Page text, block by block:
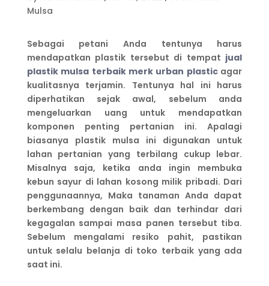
Mulsa
Sebagai petani Anda tentunya harus
mendapatkan plastik tersebut di tempat jual
plastik mulsa terbaik merk urban plastic agar
kualitasnya terjamin. Tentunya hal ini harus
diperhatikan sejak awal, sebelum anda
mengeluarkan uang untuk mendapatkan
komponen penting pertanian ini. Apalagi
biasanya plastik mulsa ini digunakan untuk
lahan pertanian yang terbilang cukup lebar.
Misalnya saja, ketika anda ingin membuka
kebun sayur di lahan kosong milik pribadi. Dari
penggunaannya, Maka tanaman Anda dapat
berkembang dengan baik dan terhindar dari
kegagalan sampai masa panen tersebut tiba.
Sebelum mengalami resiko pahit, pastikan
untuk selalu belanja di toko terbaik yang ada
saat ini.